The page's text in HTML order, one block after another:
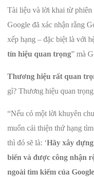
Tài liệu và lời khai từ
Google đã xác nhận rằng
xếp hạng – đặc biệt là với
tín hiệu quan trọng” mà
Thương hiệu rất quan
gì? Thương hiệu quan
“Nếu có một lời khuyên
muốn cải thiện thứ hạng
thì đó sẽ là: ‘Hãy xây
biến và được công nhận
ngoài tìm kiếm của